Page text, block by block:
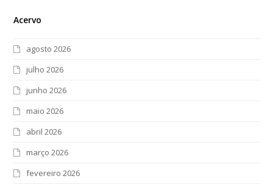
Acervo
agosto 2026
julho 2026
junho 2026
maio 2026
abril 2026
março 2026
fevereiro 2026